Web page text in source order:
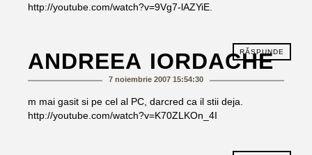
http://youtube.com/watch?v=9Vg7-lAZYiE
RĂSPUNDE
ANDREEA IORDACHE
7 noiembrie 2007 15:54:30
m mai gasit si pe cel al PC, darcred ca il stii deja.
http://youtube.com/watch?v=K70ZLKOn_4I